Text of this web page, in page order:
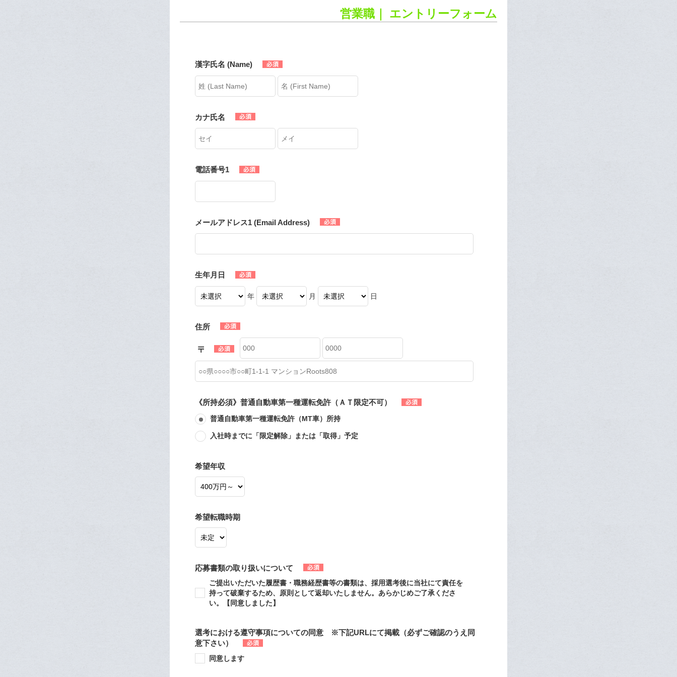
営業職｜ エントリーフォーム
漢字氏名 (Name)
カナ氏名
電話番号1
メールアドレス1 (Email Address)
生年月日
年 月 日
住所
《所持必須》普通自動車第一種運転免許（ＡＴ限定不可）
普通自動車第一種運転免許（MT車）所持
入社時までに「限定解除」または「取得」予定
希望年収
希望転職時期
応募書類の取り扱いについて
ご提出いただいた履歴書・職務経歴書等の書類は、採用選考後に当社にて責任を
持って破棄するため、原則として返却いたしません。あらかじめご了承くださ
い。【同意しました】
選考における遵守事項についての同意 ※下記URLにて掲載（必ずご確認のうえ同
意下さい）
同意します